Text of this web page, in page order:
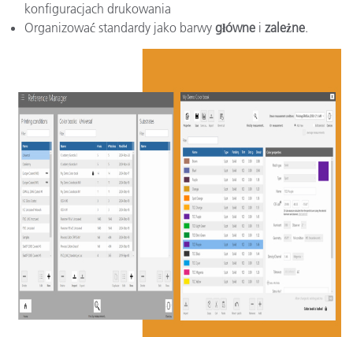
konfiguracjach drukowania
Organizować standardy jako barwy główne i zależne.